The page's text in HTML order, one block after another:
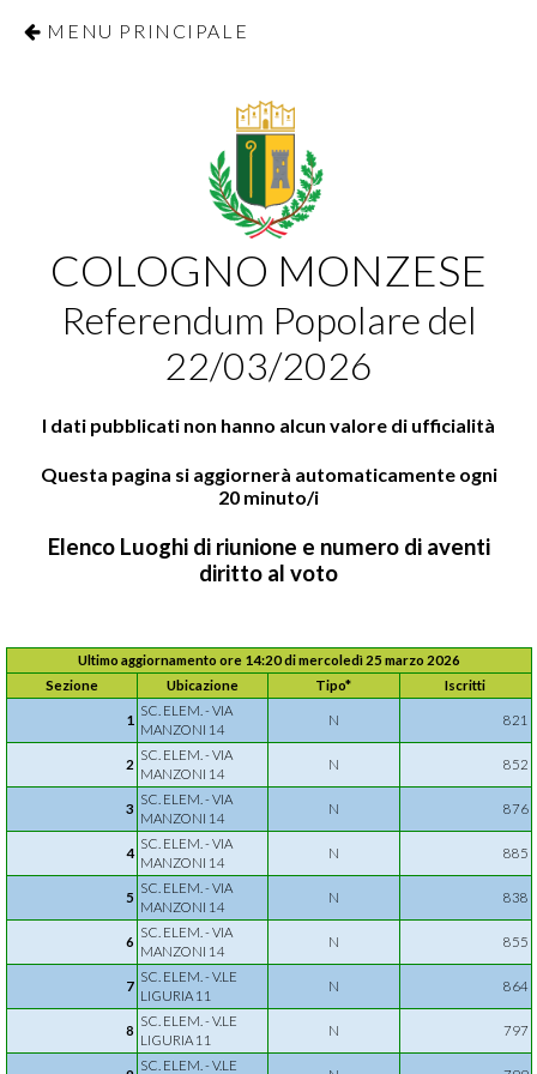
MENU PRINCIPALE
COLOGNO MONZESE
Referendum Popolare del
22/03/2026
I dati pubblicati non hanno alcun valore di ufficialità
Questa pagina si aggiornerà automaticamente ogni
20 minuto/i
Elenco Luoghi di riunione e numero di aventi
diritto al voto
Ultimo aggiornamento ore 14:20 di mercoledì 25 marzo 2026
Sezione
Ubicazione Tipo* Iscritti
1
SC. ELEM. - VIA
MANZONI 14
N 821
2
SC. ELEM. - VIA
MANZONI 14
N 852
3
SC. ELEM. - VIA
MANZONI 14
N 876
4
SC. ELEM. - VIA
MANZONI 14
N 885
5
SC. ELEM. - VIA
MANZONI 14
N 838
6
SC. ELEM. - VIA
MANZONI 14
N 855
7
SC. ELEM. - V.LE
LIGURIA 11
N 864
8
SC. ELEM. - V.LE
LIGURIA 11
N 797
SC. ELEM. - V.LE